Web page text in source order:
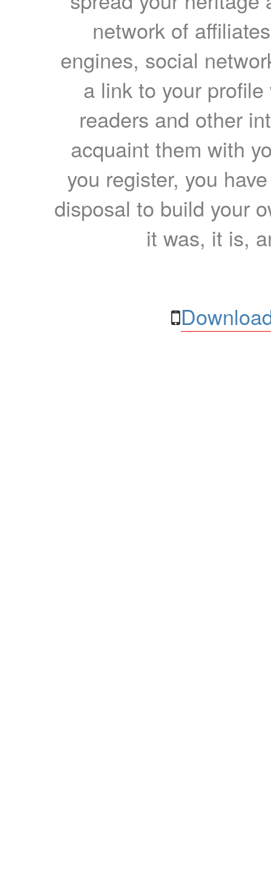
network of
engines, social
a link to your
readers and other
acquaint them with
you register, you
disposal to build your
it was, it is,